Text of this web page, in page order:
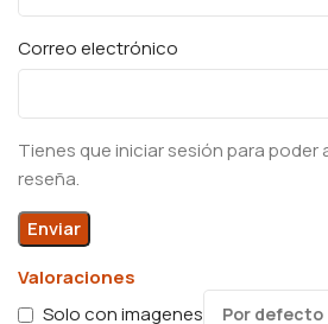
Valoraciones
Solo con imagenes
Correo electrónico
Tienes que iniciar sesión para poder
reseña.